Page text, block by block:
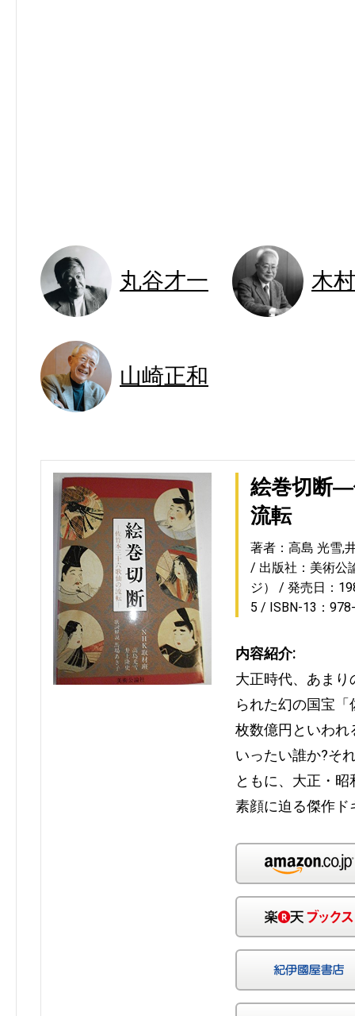
丸谷才一 木
山崎正和
絵巻切断―
流転
著者：高島 光雪,
出版社：美術公
ジ）
発売日：
5
ISBN-13：
内容紹介:
大正時代、あま
られた幻の国宝
枚数億円といわれ
いったい誰か?そ
ともに、大正・
素顔に迫る傑作ド